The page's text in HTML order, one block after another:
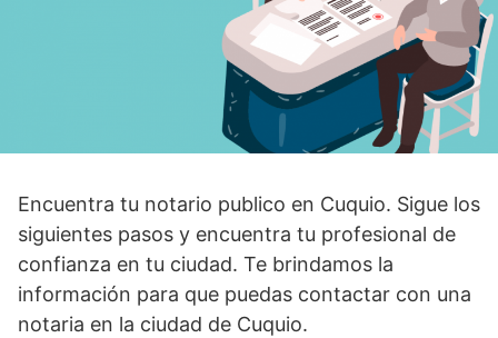
Encuentra tu notario publico en Cuquio. Sigue los
siguientes pasos y encuentra tu profesional de
confianza en tu ciudad. Te brindamos la
información para que puedas contactar con una
notaria en la ciudad de Cuquio.